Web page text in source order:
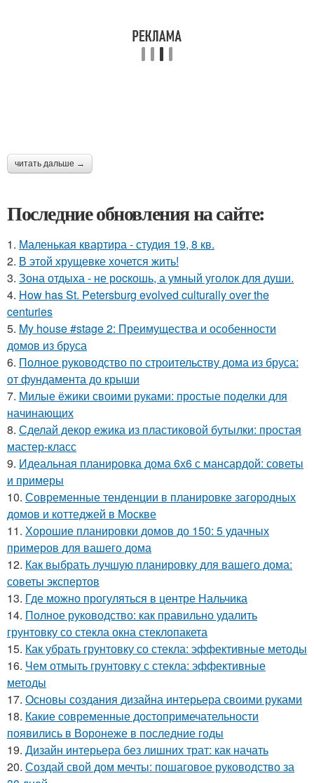
читать дальше →
Последние обновления на сайте:
1. Маленькая квартира - студия 19, 8 кв.
2. В этой хрущевке хочется жить!
3. Зона отдыха - не роcкошь, а умный уголок для души.
4. How has St. Petersburg evolved culturally over the
centuries
5. My house #stage 2: Преимущества и особенности
домов из бруса
6. Полное руководство по строительству дома из бруса:
от фундамента до крыши
7. Милые ёжики своими руками: простые поделки для
начинающих
8. Сделай декор ежика из пластиковой бутылки: простая
мастер-класс
9. Идеальная планировка дома 6х6 с мансардой: советы
и примеры
10. Современные тенденции в планировке загородных
домов и коттеджей в Москве
11. Хорошие планировки домов до 150: 5 удачных
примеров для вашего дома
12. Как выбрать лучшую планировку для вашего дома:
советы экспертов
13. Где можно прогуляться в центре Нальчика
14. Полное руководство: как правильно удалить
грунтовку со стекла окна стеклопакета
15. Как убрать грунтовку со стекла: эффективные методы
16. Чем отмыть грунтовку с стекла: эффективные
методы
17. Основы создания дизайна интерьера своими руками
18. Какие современные достопримечательности
появились в Воронеже в последние годы
19. Дизайн интерьера без лишних трат: как начать
20. Создай свой дом мечты: пошаговое руководство за